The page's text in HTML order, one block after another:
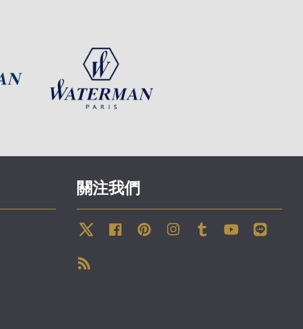
關注我們
Twitter Facebook Pinterest InstagramTumblr YouTube